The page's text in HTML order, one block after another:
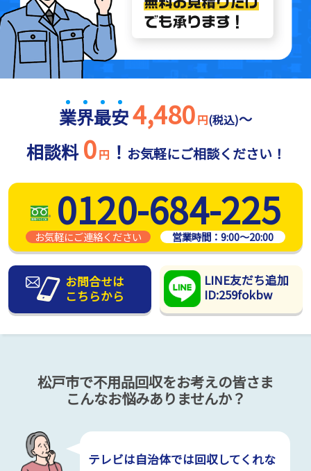
業界最安4,480円(税込)～
相談料 0 円 ！ お気軽にご相談ください！
0120-684-225
お気軽にご連絡ください 営業時間： 9:00～20:00
お問合せは
こちらから
LINE友だち追加
ID:259fokbw
松戸市で不用品回収をお考えの皆さま
こんなお悩みありませんか？
テレビは自治体では回収してくれな